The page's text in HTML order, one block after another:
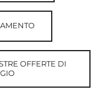
OFFERTE DI